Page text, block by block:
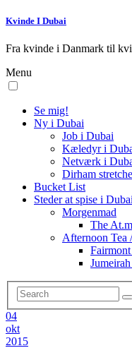
Kvinde I Dubai
Fra kvinde i Danmark til
Menu
Se mig!
Ny i Dubai
Job i Dubai
Kæledyr i
Netværk i
Dirham
Bucket List
Steder at spise i Dubai
Morgenmad
The
Afternoon Tea
04
okt
2015